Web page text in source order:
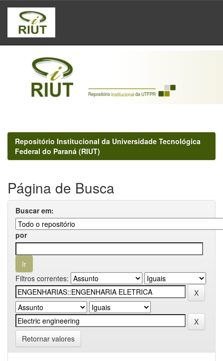
Skip
navigation
Repositório Institucional da Universidade Tecnológica
Federal do Paraná (RIUT)
Página de Busca
Buscar em:
por
Filtros correntes:
Retornar valores